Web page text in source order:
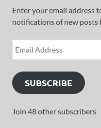
Enter your email address
notifications of new posts
SUBSCRIBE
Join 48 other subscribers